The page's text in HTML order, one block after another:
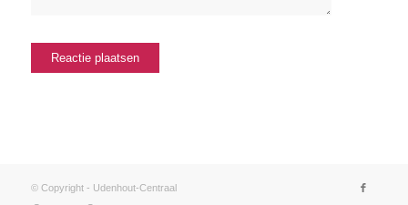
© Copyright - Udenhout-Centraal